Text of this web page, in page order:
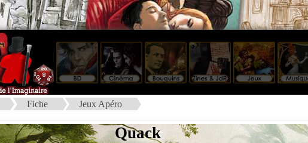
Fiche Jeux Apéro
Quack